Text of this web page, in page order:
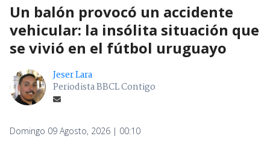
Un balón provocó un accidente
vehicular: la insólita situación que
se vivió en el fútbol uruguayo
Jeser Lara
Periodista BBCL Contigo
Domingo 09 Agosto, 2026 | 00:10